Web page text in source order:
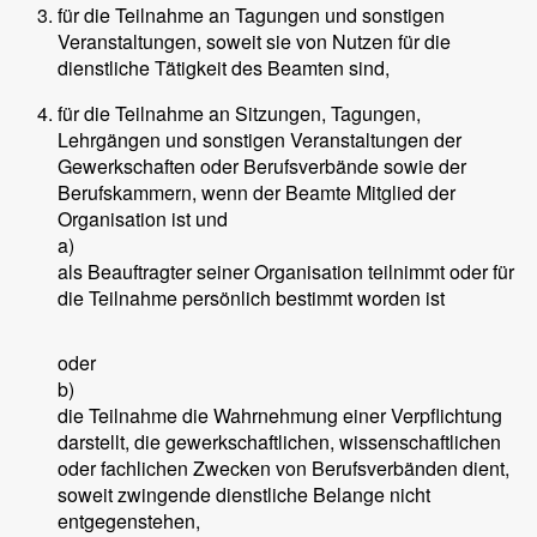
für die Teilnahme an Tagungen und sonstigen
Veranstaltungen, soweit sie von Nutzen für die
dienstliche Tätigkeit des Beamten sind,
für die Teilnahme an Sitzungen, Tagungen,
Lehrgängen und sonstigen Veranstaltungen der
Gewerkschaften oder Berufsverbände sowie der
Berufskammern, wenn der Beamte Mitglied der
Organisation ist und
a)
als Beauftragter seiner Organisation teilnimmt oder für
die Teilnahme persönlich bestimmt worden ist
oder
b)
die Teilnahme die Wahrnehmung einer Verpflichtung
darstellt, die gewerkschaftlichen, wissenschaftlichen
oder fachlichen Zwecken von Berufsverbänden dient,
soweit zwingende dienstliche Belange nicht
entgegenstehen,